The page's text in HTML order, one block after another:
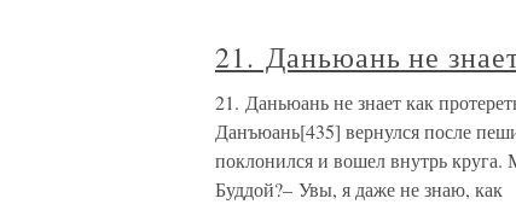
21. Даньюань не
21. Даньюань не знает как
Данъюань[435] вернулся после
поклонился и вошел внутрь круга.
Буддой?– Увы, я даже не знаю, как